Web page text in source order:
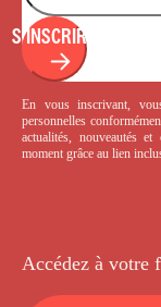
S'INSCRIRE
En vous inscrivant,
personnelles
actualités, nouveautés
moment grâce au lien
Accédez à votre